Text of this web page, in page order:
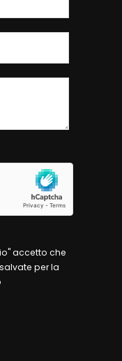
accetto che
per la